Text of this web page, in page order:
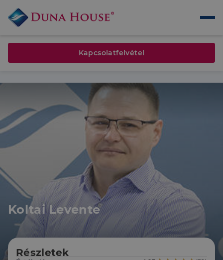
Kapcsolatfelvétel
Koltai Levente
Részletek